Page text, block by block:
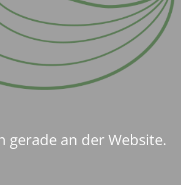
gerade an der Website.